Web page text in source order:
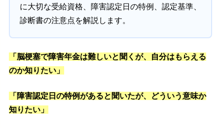
に大切な受給資格、障害認定日の特例、認定基準、
診断書の注意点を解説します。
「脳梗塞で障害年金は難しいと聞くが、自分はもらえる
のか知りたい」
「障害認定日の特例があると聞いたが、どういう意味か
知りたい」